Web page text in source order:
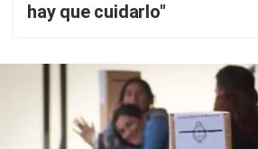
hay que cuidarlo"